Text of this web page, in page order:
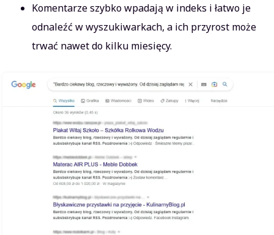
Komentarze szybko wpadają w indeks i łatwo je
odnaleźć w wyszukiwarkach, a ich przyrost może
trwać nawet do kilku miesięcy.